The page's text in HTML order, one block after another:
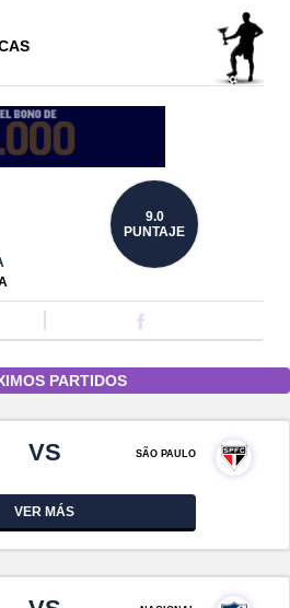
9.0
PUNTAJE
PARTIDOS
VS SÃO PAULO
VER MÁS